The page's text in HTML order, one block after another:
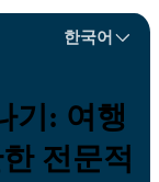
한국어
기: 여행
전문적